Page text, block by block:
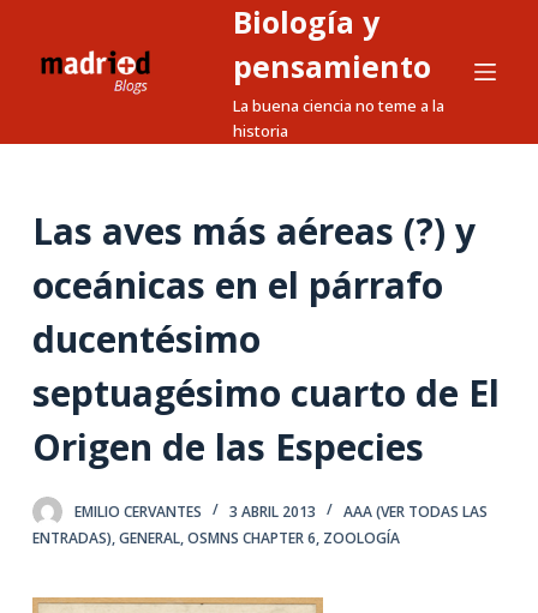
a
n
e
o
Biología y
pensamiento
La buena ciencia no teme a la
historia
Las aves más aéreas (?) y
oceánicas en el párrafo
ducentésimo
septuagésimo cuarto de El
Origen de las Especies
EMILIO CERVANTES 3 ABRIL 2013
AAA (VER TODAS LAS
ENTRADAS),GENERAL,OSMNS CHAPTER 6, ZOOLOGÍA